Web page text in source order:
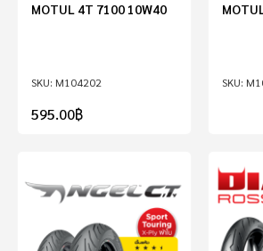
M104202
MOTUL 4T 7100 10W40
595.00฿